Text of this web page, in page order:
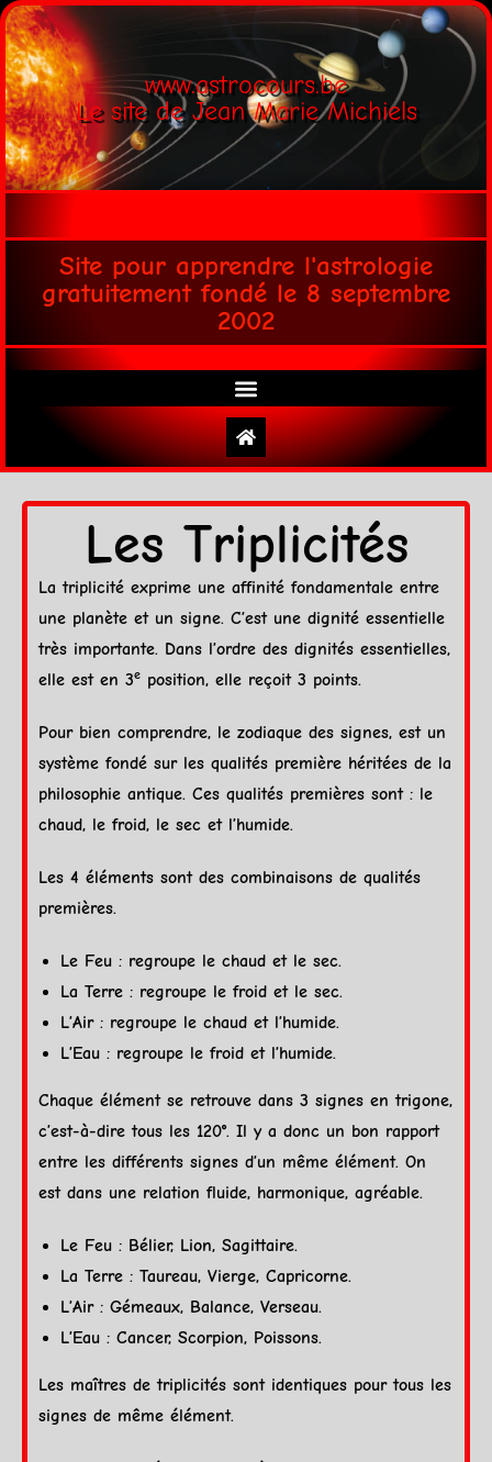
www.astrocours.be
Le site de Jean Marie Michiels
Site pour apprendre l'astrologie
gratuitement fondé le 8 septembre
2002
Les Triplicités
La triplicité exprime une affinité fondamentale entre
une planète et un signe. C’est une dignité essentielle
très importante. Dans l’ordre des dignités essentielles,
elle est en 3e position, elle reçoit 3 points.
Pour bien comprendre, le zodiaque des signes, est un
système fondé sur les qualités première héritées de la
philosophie antique. Ces qualités premières sont : le
chaud, le froid, le sec et l’humide.
Les 4 éléments sont des combinaisons de qualités
premières.
Le Feu : regroupe le chaud et le sec.
La Terre : regroupe le froid et le sec.
L’Air: regroupe le chaud et l’humide.
L’Eau : regroupe le froid et l’humide.
Chaque élément se retrouve dans 3 signes entrigone,
c’est-à-dire tous les 120°. Il y a donc un bon rapport
entre les différents signes d’un même élément. On
est dans une relation fluide, harmonique, agréable.
Le Feu : Bélier, Lion, Sagittaire.
La Terre : Taureau, Vierge, Capricorne.
L’Air: Gémeaux, Balance, Verseau.
L’Eau : Cancer, Scorpion, Poissons.
Les maîtres de triplicités sont identiques pour tous les
signes de même élément.